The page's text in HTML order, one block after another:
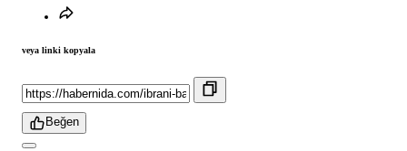
veya linki kopyala
Beğen